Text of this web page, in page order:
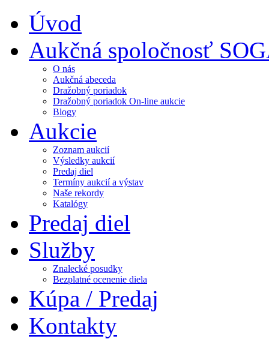
Úvod
Aukčná spoločnosť
O nás
Aukčná abeceda
Dražobný poriadok
Dražobný poriadok On-line aukcie
Blogy
Aukcie
Zoznam aukcií
Výsledky aukcií
Predaj diel
Termíny aukcií a výstav
Naše rekordy
Katalógy
Predaj diel
Služby
Znalecké posudky
Bezplatné ocenenie diela
Kúpa / Predaj
Kontakty